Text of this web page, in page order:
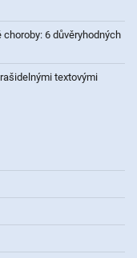
6 důvěryhodných
textovými